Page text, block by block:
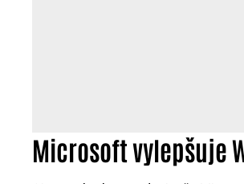
Microsoft vylepšuje